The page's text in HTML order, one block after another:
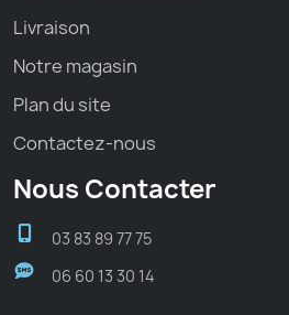
Livraison
Notre magasin
Plan du site
Contactez-nous
Nous Contacter
03 83 89 77 75
06 60 13 30 14